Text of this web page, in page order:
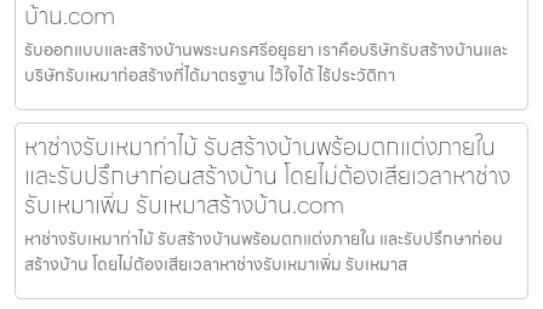
บ้าน.com
รับออกแบบและสร้างบ้านพระนครศรีอยุธยา เราคือบริษัทรับสร้างบ้านและ
บริษัทรับเหมาก่อสร้างที่ได้มาตรฐาน ไว้ใจได้ ไร้ประวัติกา
หาช่างรับเหมาท่าไม้ รับสร้างบ้านพร้อมตกแต่งภายใน
และรับปรึกษาก่อนสร้างบ้าน โดยไม่ต้องเสียเวลาหาช่าง
รับเหมาเพิ่ม รับเหมาสร้างบ้าน.com
หาช่างรับเหมาท่าไม้ รับสร้างบ้านพร้อมตกแต่งภายใน และรับปรึกษาก่อน
สร้างบ้าน โดยไม่ต้องเสียเวลาหาช่างรับเหมาเพิ่ม รับเหมาส